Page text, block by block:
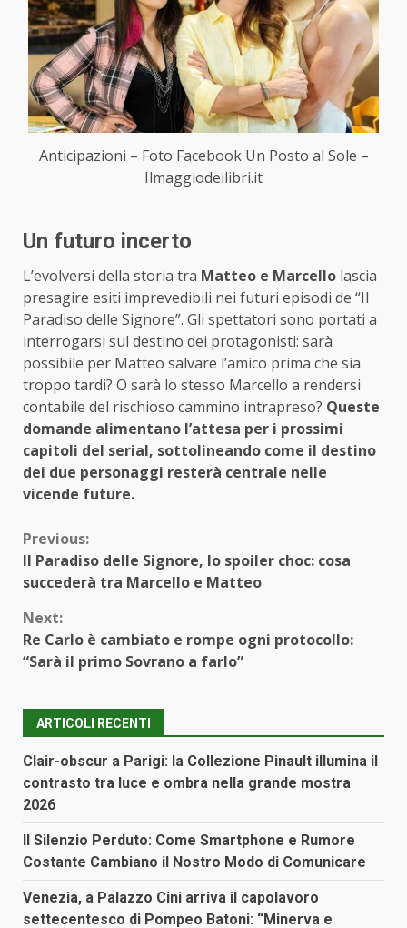
Anticipazioni – Foto Facebook Un Posto al Sole –
Ilmaggiodeilibri.it
Un futuro incerto
L’evolversi della storia tra Matteo e Marcello lascia
presagire esiti imprevedibili nei futuri episodi de “Il
Paradiso delle Signore”. Gli spettatori sono portati a
interrogarsi sul destino dei protagonisti: sarà
possibile per Matteo salvare l’amico prima che sia
troppo tardi? O sarà lo stesso Marcello a rendersi
contabile del rischioso cammino intrapreso? Queste
domande alimentano l’attesa per i prossimi
capitoli del serial, sottolineando come il destino
dei due personaggi resterà centrale nelle
vicende future.
Continue
Reading
Previous:
Il Paradiso delle Signore, lo spoiler choc: cosa
succederà tra Marcello e Matteo
Next:
Re Carlo è cambiato e rompe ogni protocollo:
“Sarà il primo Sovrano a farlo”
ARTICOLI RECENTI
Clair-obscur a Parigi: la Collezione Pinault illumina il
contrasto tra luce e ombra nella grande mostra
2026
Il Silenzio Perduto: Come Smartphone e Rumore
Costante Cambiano il Nostro Modo di Comunicare
Venezia, a Palazzo Cini arriva il capolavoro
settecentesco di Pompeo Batoni: “Minerva e